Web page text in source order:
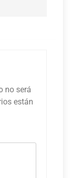
no será
están